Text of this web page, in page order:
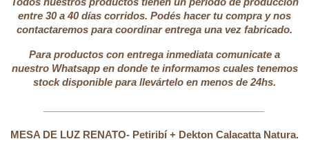
entre 30 a 40 días corridos. Podés hacer tu compra y nos
contactaremos para coordinar entrega una vez fabricado.
Para productos con entrega inmediata comunicate a
nuestro Whatsapp en donde te informamos cuales tenemos
stock disponible para llevártelo en menos de 24hs.
MESA DE LUZ RENATO- Petiribí + Dekton Calacatta Natura.